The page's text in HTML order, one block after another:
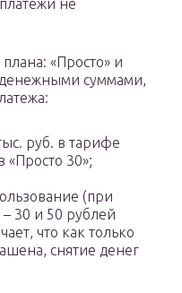
не
«Просто» и
денежными суммами,
руб. в тарифе
«Просто 30»;
(при
30 и 50 рублей
что как только
снятие денег